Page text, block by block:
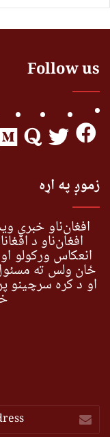
Follow us
زموږ په اړه
افغان‌ناو خبري
افغان‌ناو د
انعکاس ورکولو
ځان ولس ته
او د کره
Enter
your